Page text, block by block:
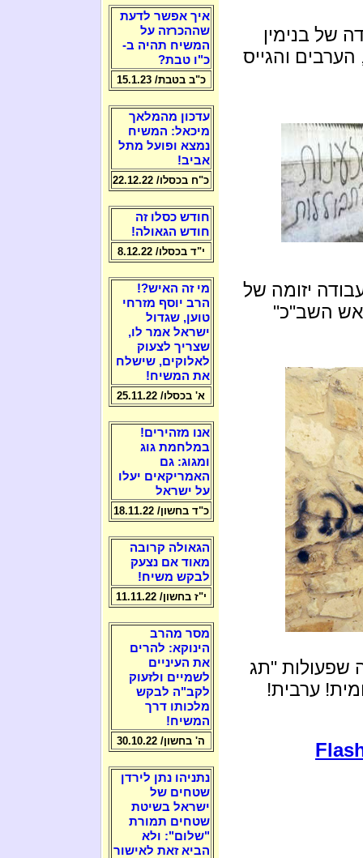
של בנימין
והגייס
יזומה של
השב"כ"
שפעולות "תג
ערבית!
איך אפשר לדעת
שההכרזה על
המשיח תהיה ב-
כ"ו טבת?
כ"ב בטבת/ 15.1.23
עדכון מהמלאך
מיכאל: המשיח
נמצא ופועל מתל
אביב!
כ"ח בכסלו/ 22.12.22
חודש כסלו זה
חודש הגאולה!
י"ד בכסלו/ 8.12.22
מי זה האיש?!
הרב יוסף מזרחי
טוען, שגדול
ישראל אמר לו,
שצריך לצעוק
לאלוקים, שישלח
את המשיח!
א' בכסלו/ 25.11.22
אנו מזהירים!
במלחמת גוג
ומגוג: גם
האמריקאים יעלו
על ישראל
כ"ד בחשון/ 18.11.22
הגאולה קרובה
מאוד אם נצעק
לבקש משיח!
י"ז בחשון/ 11.11.22
מסר מהרב
הינוקא: להרים
את העיניים
לשמיים ולזעוק
לקב"ה לבקש
מלכותו דרך
המשיח!
ה' בחשון/ 30.10.22
נתניהו נתן לירדן
שטחים של
ישראל בשיטת
שטחים תמורת
"שלום": ולא
הביא זאת לאישור